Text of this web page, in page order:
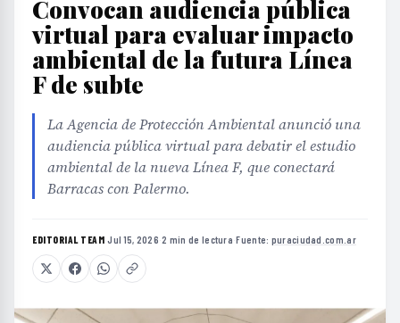
Convocan audiencia pública
virtual para evaluar impacto
ambiental de la futura Línea
F de subte
La Agencia de Protección Ambiental anunció una
audiencia pública virtual para debatir el estudio
ambiental de la nueva Línea F, que conectará
Barracas con Palermo.
EDITORIAL TEAM·Jul 15, 2026·2 min de lectura·Fuente: puraciudad.com.ar